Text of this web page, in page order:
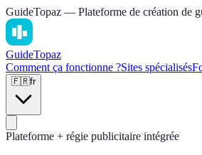
GuideTopaz — Plateforme de création de
GuideTopaz
Comment ça fonctionne ?Sites spécialisés
🇫🇷fr
Plateforme + régie publicitaire intégrée